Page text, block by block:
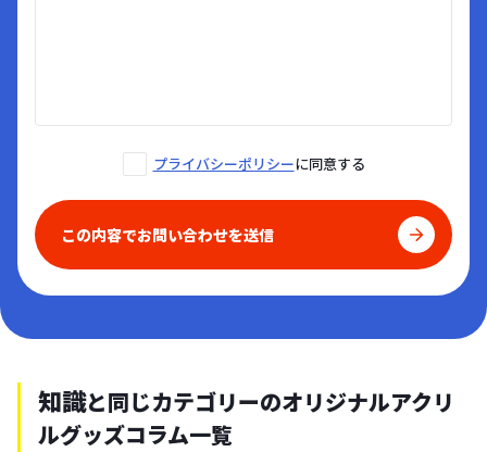
プライバシーポリシーに同意する
この内容でお問い合わせを送信
知識と同じカテゴリーのオリジナルアクリ
ルグッズコラム一覧